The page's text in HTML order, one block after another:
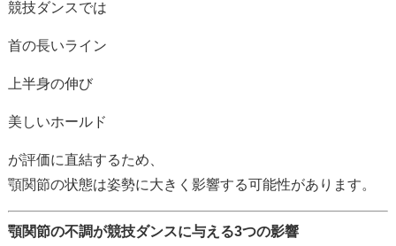
競技ダンスでは
首の長いライン
上半身の伸び
美しいホールド
が評価に直結するため、
顎関節の状態は姿勢に大きく 影響する可能性があり ます。
顎関節の不調が競技ダンスに与える3つの影響